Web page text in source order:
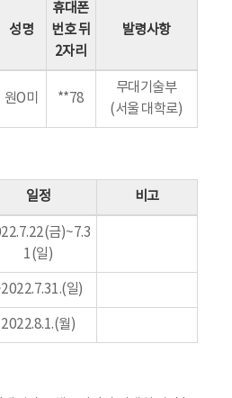
성명
휴대폰
번호 뒤
2자리
발령사항
원O미 **78
무대기술부
(서울 대학로)
일정 비고
금)~7.3
1(일)
일)
2022.8.1.(월)